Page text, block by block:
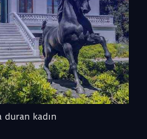
duran kadın